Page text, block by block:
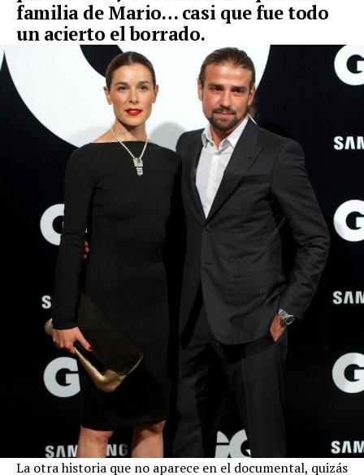
familia de Mario… casi que fue todo
un acierto el borrado.
La otra historia que no aparece en el documental, quizás